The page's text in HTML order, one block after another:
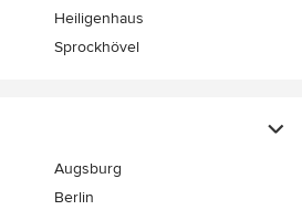
Heiligenhaus
Sprockhövel
Augsburg
Berlin